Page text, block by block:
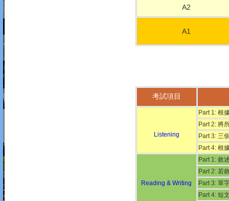
A2
A1
考試項目
Listening
Part 1: 根
Part 2: 將
Part 3: 三
Part 4: 根
Reading & Writing
Part 1: 敘
Part 2: 若
Part 3: 單
Part 4: 短